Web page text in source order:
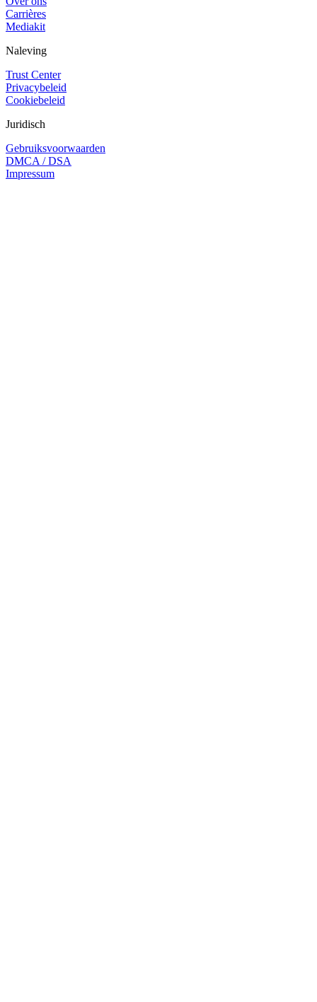
Carrières
Mediakit
Naleving
Trust Center
Privacybeleid
Cookiebeleid
Juridisch
Gebruiksvoorwaarden
DMCA / DSA
Impressum